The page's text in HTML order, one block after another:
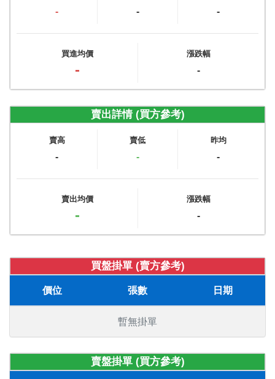
- - -
買進均價
-
漲跌幅
-
賣出詳情 (買方參考)
賣高
-
賣低
-
昨均
-
賣出均價
-
漲跌幅
-
買盤掛單 (賣方參考)
價位 張數 日期
暫無掛單
賣盤掛單 (買方參考)